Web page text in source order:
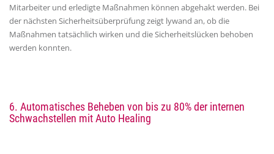
Mitarbeiter und erledigte Maßnahmen können abgehakt werden. Bei
der nächsten Sicherheitsüberprüfung zeigt lywand an, ob die
Maßnahmen tatsächlich wirken und die Sicherheitslücken behoben
werden konnten.
6. Automatisches Beheben von bis zu 80% der internen
Schwachstellen mit Auto Healing